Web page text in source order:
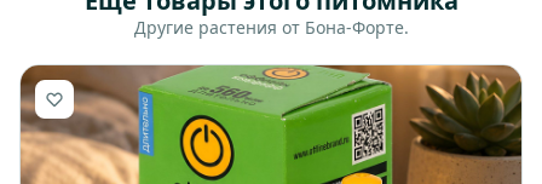
Другие растения от Бона-Форте.